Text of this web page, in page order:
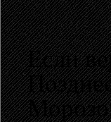
Если